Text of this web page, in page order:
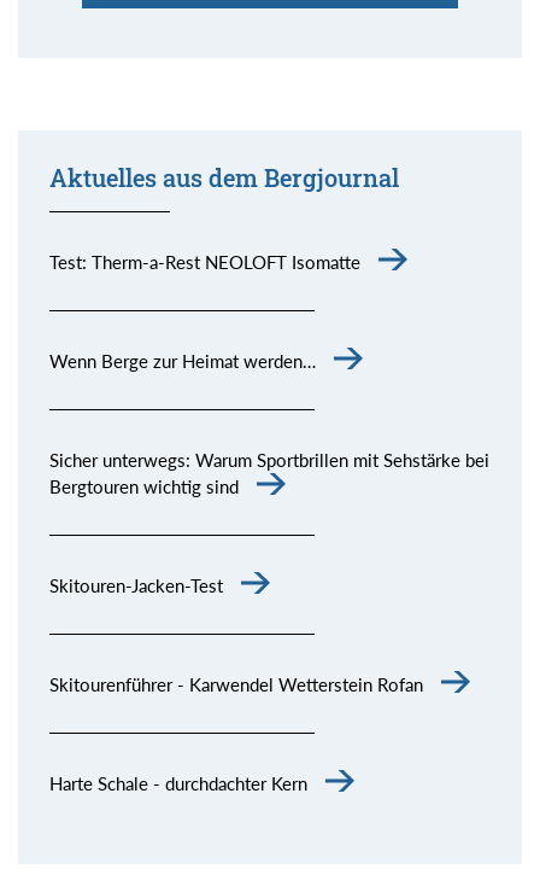
Aktuelles aus dem Bergjournal
Test: Therm-a-Rest NEOLOFT Isomatte
Wenn Berge zur Heimat werden…
Sicher unterwegs: Warum Sportbrillen mit Sehstärke bei
Bergtouren wichtig sind
Skitouren-Jacken-Test
Skitourenführer - Karwendel Wetterstein Rofan
Harte Schale - durchdachter Kern